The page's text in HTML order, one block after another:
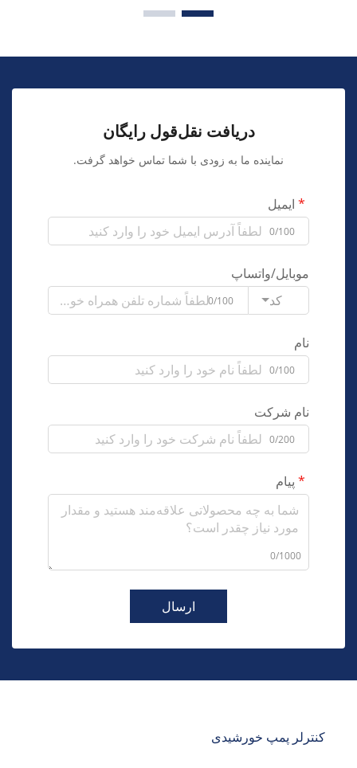
دریافت نقل‌قول رایگان
نماینده ما به زودی با شما تماس خواهد گرفت.
ایمیل
0/100
موبایل/واتساپ
کد
0/100
نام
0/100
نام شرکت
0/200
پیام
0/1000
ارسال
کنترلر پمپ خورشیدی